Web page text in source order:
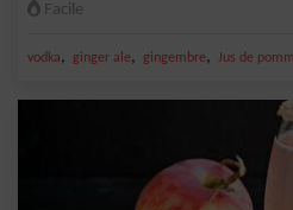
Facile
vodka, ginger ale, gingembre, Jus de